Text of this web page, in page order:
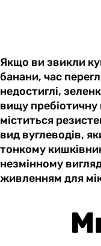
Якщо ви звикли
банани, час
недостиглі,
вищу пребіотичну
міститься
вид вуглеводів,
тонкому
незмінному
живленням для